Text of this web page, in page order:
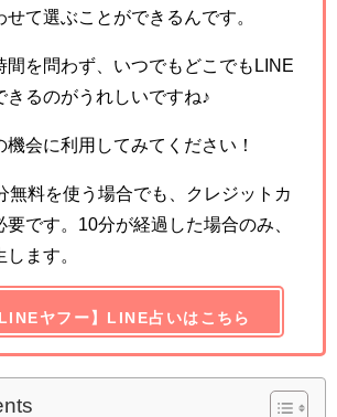
て選ぶことができるんです。
間を問わず、いつでもどこでもLINE
きるのがうれしいですね♪
会に利用してみてください！
料を使う場合でも、クレジットカ
要です。10分が経過した場合のみ、
ます。
LINEヤフー】LINE占いはこちら